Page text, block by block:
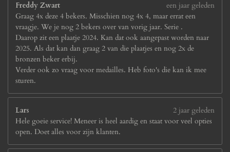
Freddy Zwart
een jaar geleden
Graag 4x deze 4 bekers. Misschien nog 4x 4, maar errat een
vraagje. We je nog 2 bekers over van vorig jaar. Serie .
Daarop zit een plaatje 2024. Kan dat ook aangepast worden naar
2025. Als dat kan dan graag 2 van die plaatjes en nog 2x de
bronzen beker erbij.
Verder ook zo vraag voor medailles. Heb foto's die kan ik mee
sturen.
Lars
2 jaar geleden
Hele goeie service! Meneer is heel aardig en staat voor veel opties
open. Doet alles voor zijn klanten.